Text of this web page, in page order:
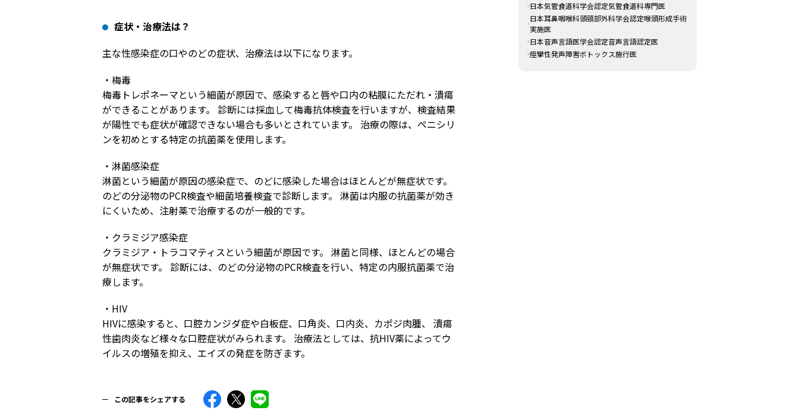
症状・治療法は？
主な性感染症の口やのどの症状、治療法は以下になります。
・梅毒
梅毒トレポネーマという細菌が原因で、感染すると唇や口内の粘膜にただれ・潰瘍
ができることがあります。 診断には採血して梅毒抗体検査を行いますが、検査結果
が陽性でも症状が確認できない場合も多いとされています。 治療の際は、ペニシリ
ンを初めとする特定の抗菌薬を使用します。
・淋菌感染症
淋菌という細菌が原因の感染症で、のどに感染した場合はほとんどが無症状です。
のどの分泌物のPCR検査や細菌培養検査で診断します。 淋菌は内服の抗菌薬が効き
にくいため、注射薬で治療するのが一般的です。
・クラミジア感染症
クラミジア・トラコマティスという細菌が原因です。 淋菌と同様、ほとんどの場合
が無症状です。 診断には、のどの分泌物のPCR検査を行い、特定の内服抗菌薬で治
療します。
・HIV
HIVに感染すると、口腔カンジダ症や白板症、口角炎、口内炎、カポジ肉腫、 潰瘍
性歯肉炎など様々な口腔症状がみられます。 治療法としては、抗HIV薬によってウ
イルスの増殖を抑え、エイズの発症を防ぎます。
この記事をシェアする
日本気管食道科学会認定気管食道科専門医
日本耳鼻咽喉科頭頸部外科学会認定喉頭形成手術
実施医
日本音声言語医学会認定音声言語認定医
痙攣性発声障害ボトックス施行医